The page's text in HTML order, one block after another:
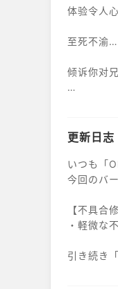
体验令人
至死不渝
倾诉你对
▼与你的恶
▼收集、
▼第一时
更新日志
いつも「
今回のバ
【不具合
・軽微な
引き続き